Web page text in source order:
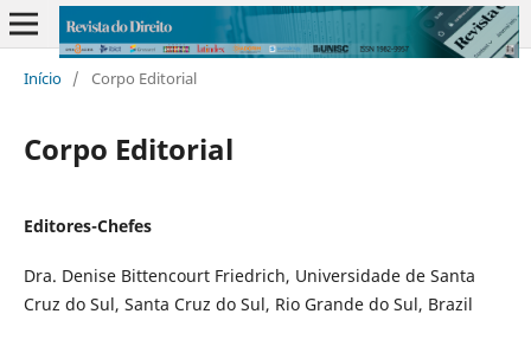
Início / Corpo Editorial
Corpo Editorial
Editores-Chefes
Dra. Denise Bittencourt Friedrich, Universidade de Santa
Cruz do Sul, Santa Cruz do Sul, Rio Grande do Sul, Brazil